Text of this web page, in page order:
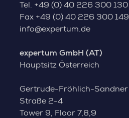
Tel. +49 (0) 40 226 300 130
Fax +49 (0) 40 226 300 149
info@expertum.de
expertum GmbH (AT)
Hauptsitz Österreich
Gertrude-Fröhlich-Sandner
Straße 2-4
Tower 9, Floor 7,8,9